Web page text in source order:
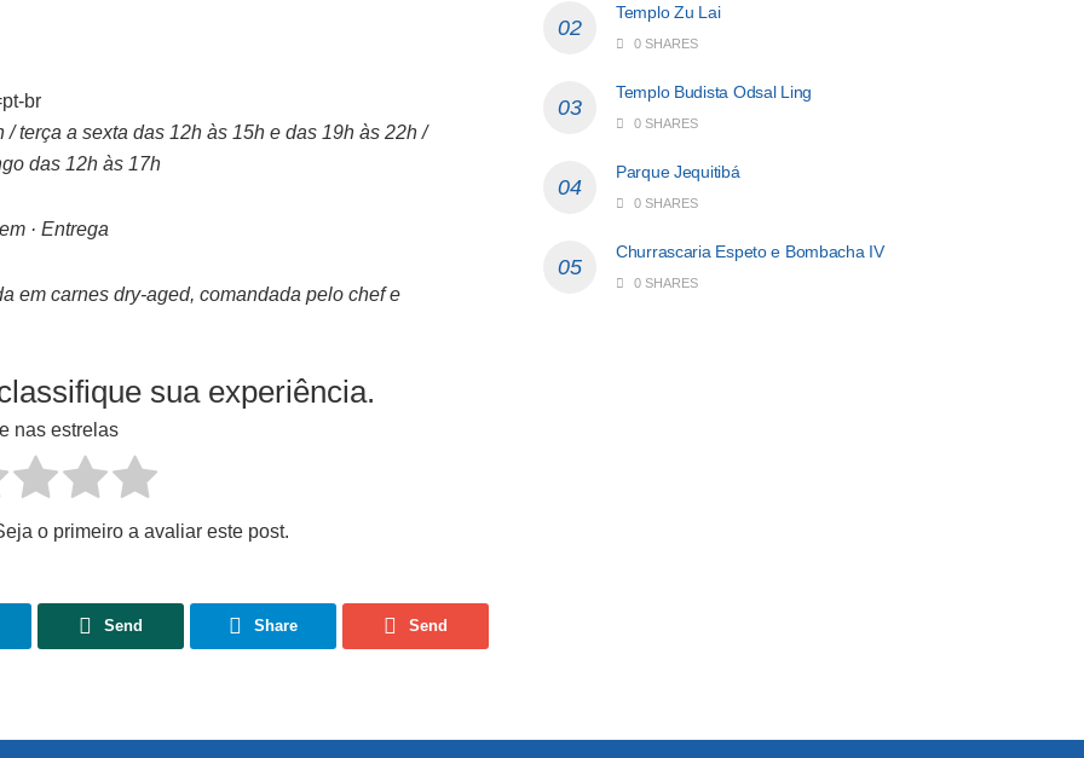
br
terça a sexta das 12h às 15h e das 19h às 22h /
das 12h às 17h
· Entrega
em carnes dry-aged, comandada pelo chef e
sua experiência.
nas estrelas
o primeiro a avaliar este post.
Send Share Send
Templo Zu Lai
0 SHARES
Templo Budista Odsal Ling
0 SHARES
Parque Jequitibá
0 SHARES
Churrascaria Espeto e Bombacha IV
0 SHARES